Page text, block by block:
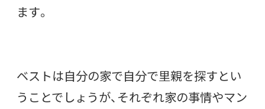
ます。
ベストは自分の家で自分で里親を探すとい
うことでしょうが、それぞれ家の事情やマン